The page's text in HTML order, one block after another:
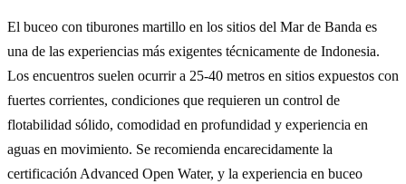
El buceo con tiburones martillo en los sitios del Mar de Banda es
una de las experiencias más exigentes técnicamente de Indonesia.
Los encuentros suelen ocurrir a 25-40 metros en sitios expuestos con
fuertes corrientes, condiciones que requieren un control de
flotabilidad sólido, comodidad en profundidad y experiencia en
aguas en movimiento. Se recomienda encarecidamente la
certificación Advanced Open Water, y la experiencia en buceo